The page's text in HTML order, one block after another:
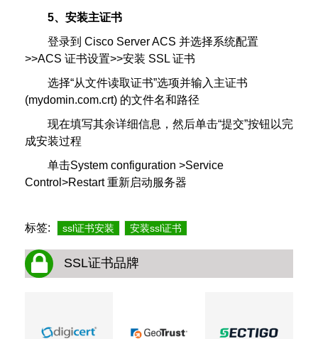
5、安装主证书
登录到 Cisco Server ACS 并选择系统配置
>>ACS 证书设置>>安装 SSL 证书
选择“从文件读取证书”选项并输入主证书
(mydomin.com.crt) 的文件名和路径
现在填写其余详细信息，然后单击“提交”按钮以完
成安装过程
单击System configuration >Service
Control>Restart 重新启动服务器
标签: ssl证书安装 安装ssl证书
SSL证书品牌